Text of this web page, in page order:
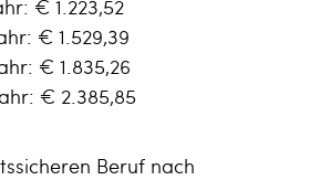
€ 1.223,52
€ 1.529,39
€ 1.835,26
€ 2.385,85
Beruf nach